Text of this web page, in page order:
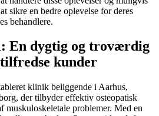
sikre en bedre oplevelse for deres
behandlere.
En dygtig og troværdig
kunder
klinik beliggende i Aarhus,
der tilbyder effektiv osteopatisk
muskuloskeletale problemer. Med en